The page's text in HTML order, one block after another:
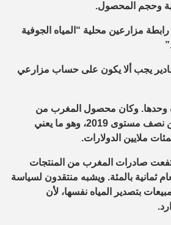
وحجم المحصول.
مزارعين محلية “المياه الجوفية
يجب ألا يكون على حساب مزارعي
وحدها. وكان محصول المغرب من
الحبوب هذا العام أقل من نصف مستوى 2019، وهو ما يعني
ملايين الدولارات.
صادرات المغرب من المنتجات
ثمانية بالمئة. ويشبه منتقدون لسياسة
بتصدير المياه نفسها، لأن